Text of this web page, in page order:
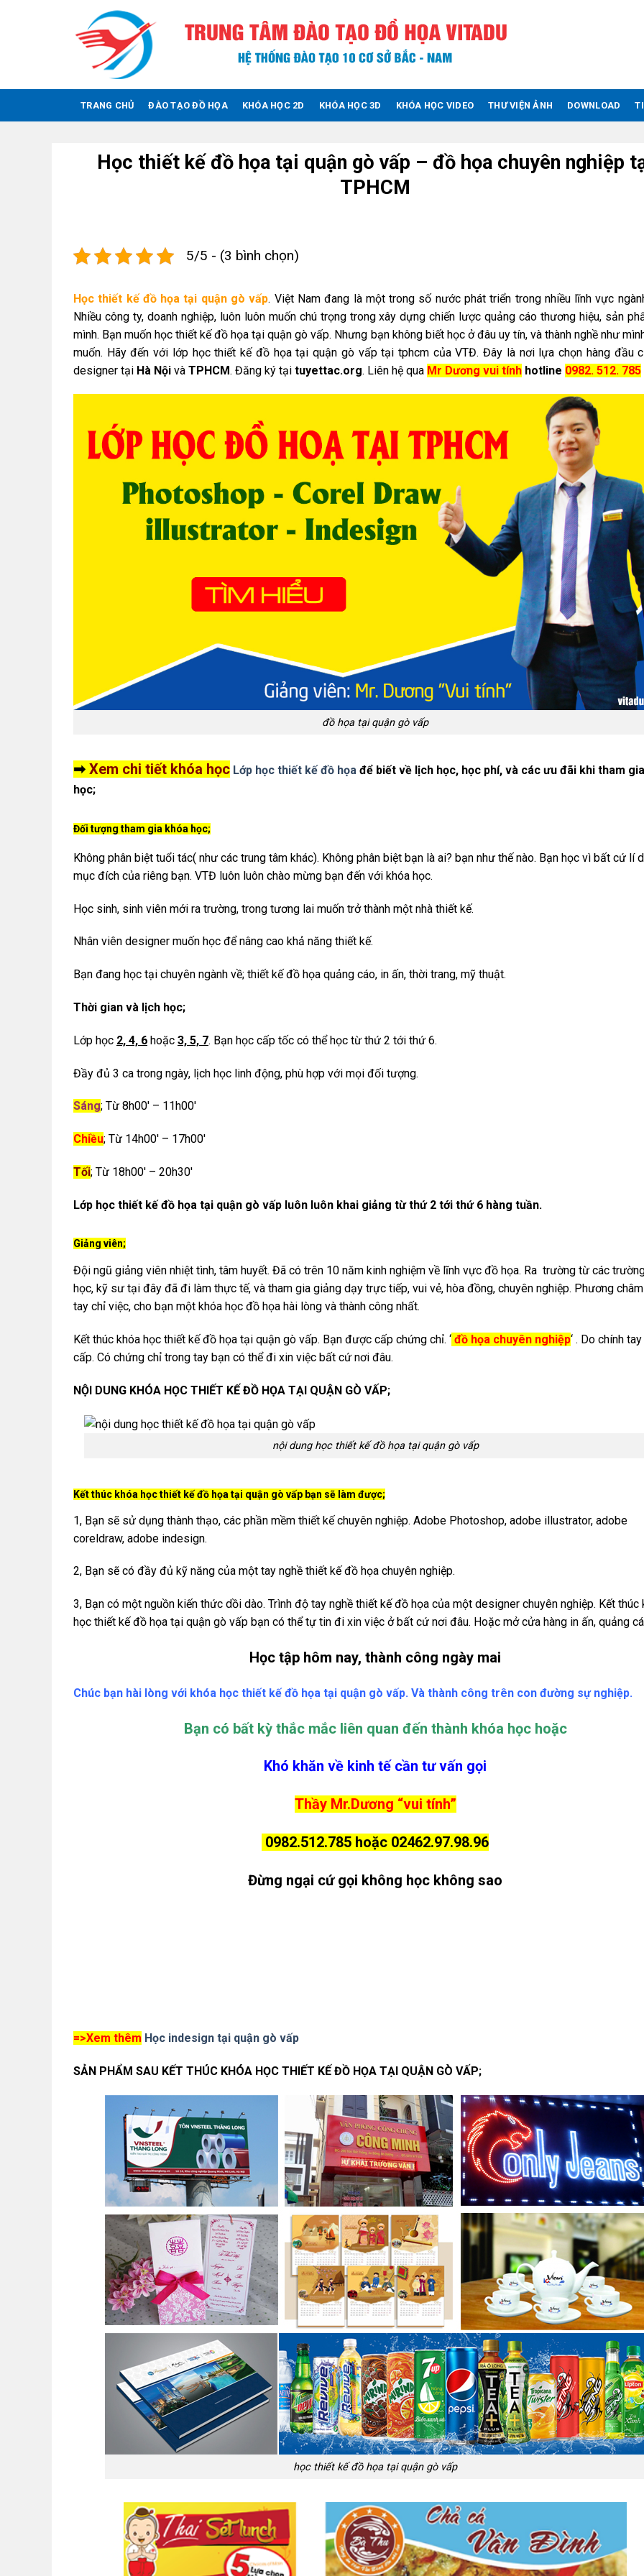
TRANG CHỦ ĐÀO TẠO ĐỒ HỌA KHÓA HỌC 2D KHÓA HỌC 3D KHÓA HỌC VIDEO THƯ VIỆN ẢNH DOWNLOAD
Học thiết kế đồ họa tại quận gò vấp – đồ họa chuyên nghiệp
TPHCM
5/5 - (3 bình chọn)
Học thiết kế đồ họa tại quận gò vấp. Việt Nam đang là một trong số nước phát triển trong nhiều lĩnh vực
Nhiều công ty, doanh nghiệp, luôn luôn muốn chú trọng trong xây dựng chiến lược quảng cáo thương hiệu, sản
mình. Bạn muốn học thiết kế đồ họa tại quận gò vấp. Nhưng bạn không biết học ở đâu uy tín, và thành nghề như
muốn. Hãy đến với lớp học thiết kế đồ họa tại quận gò vấp tại tphcm của VTĐ. Đây là nơi lựa chọn hàng đầu
designer tại Hà Nội và TPHCM. Đăng ký tại tuyettac.org. Liên hệ qua Mr Dương vui tính hotline 0982. 512. 785
đồ họa tại quận gò vấp
➡ Xem chi tiết khóa học Lớp học thiết kế đồ họa để biết về lịch học, học phí, và các ưu đãi khi tham
học;
Đối tượng tham gia khóa học;
Không phân biệt tuổi tác( như các trung tâm khác). Không phân biệt bạn là ai? bạn như thế nào. Bạn học vì bất cứ lí
mục đích của riêng bạn. VTĐ luôn luôn chào mừng bạn đến với khóa học.
Học sinh, sinh viên mới ra trường, trong tương lai muốn trở thành một nhà thiết kế.
Nhân viên designer muốn học để nâng cao khả năng thiết kế.
Bạn đang học tại chuyên ngành về; thiết kế đồ họa quảng cáo, in ấn, thời trang, mỹ thuật.
Thời gian và lịch học;
Lớp học 2, 4, 6 hoặc 3, 5, 7. Bạn học cấp tốc có thể học từ thứ 2 tới thứ 6.
Đầy đủ 3 ca trong ngày, lịch học linh động, phù hợp với mọi đối tượng.
Sáng; Từ 8h00′ – 11h00′
Chiều; Từ 14h00′ – 17h00′
Tối; Từ 18h00′ – 20h30′
Lớp học thiết kế đồ họa tại quận gò vấp luôn luôn khai giảng từ thứ 2 tới thứ 6 hàng tuần.
Giảng viên;
Đội ngũ giảng viên nhiệt tình, tâm huyết. Đã có trên 10 năm kinh nghiệm về lĩnh vực đồ họa. Ra trường từ các
học, kỹ sư tại đây đã đi làm thực tế, và tham gia giảng dạy trực tiếp, vui vẻ, hòa đồng, chuyên nghiệp. Phương
tay chỉ việc, cho bạn một khóa học đồ họa hài lòng và thành công nhất.
Kết thúc khóa học thiết kế đồ họa tại quận gò vấp. Bạn được cấp chứng chỉ. ‘ đồ họa chuyên nghiệp‘ . Do chính
cấp. Có chứng chỉ trong tay bạn có thể đi xin việc bất cứ nơi đâu.
NỘI DUNG KHÓA HỌC THIẾT KẾ ĐỒ HỌA TẠI QUẬN GÒ VẤP;
nội dung học thiết kế đồ họa tại quận gò vấp
Kết thúc khóa học thiết kế đồ họa tại quận gò vấp bạn sẽ làm được;
1, Bạn sẽ sử dụng thành thạo, các phần mềm thiết kế chuyên nghiệp. Adobe Photoshop, adobe illustrator, adobe
coreldraw, adobe indesign.
2, Bạn sẽ có đầy đủ kỹ năng của một tay nghề thiết kế đồ họa chuyên nghiệp.
3, Bạn có một nguồn kiến thức dồi dào. Trình độ tay nghề thiết kế đồ họa của một designer chuyên nghiệp. Kết thúc
học thiết kế đồ họa tại quận gò vấp bạn có thể tự tin đi xin việc ở bất cứ nơi đâu. Hoặc mở cửa hàng in ấn, quảng
Học tập hôm nay, thành công ngày mai
Chúc bạn hài lòng với khóa học thiết kế đồ họa tại quận gò vấp. Và thành công trên con đường sự nghiệp.
Bạn có bất kỳ thắc mắc liên quan đến thành khóa học hoặc
Khó khăn về kinh tế cần tư vấn gọi
Thầy Mr.Dương “vui tính”
0982.512.785 hoặc 02462.97.98.96
Đừng ngại cứ gọi không học không sao
=>Xem thêm Học indesign tại quận gò vấp
SẢN PHẨM SAU KẾT THÚC KHÓA HỌC THIẾT KẾ ĐỒ HỌA TẠI QUẬN GÒ VẤP;
học thiết kế đồ họa tại quận gò vấp